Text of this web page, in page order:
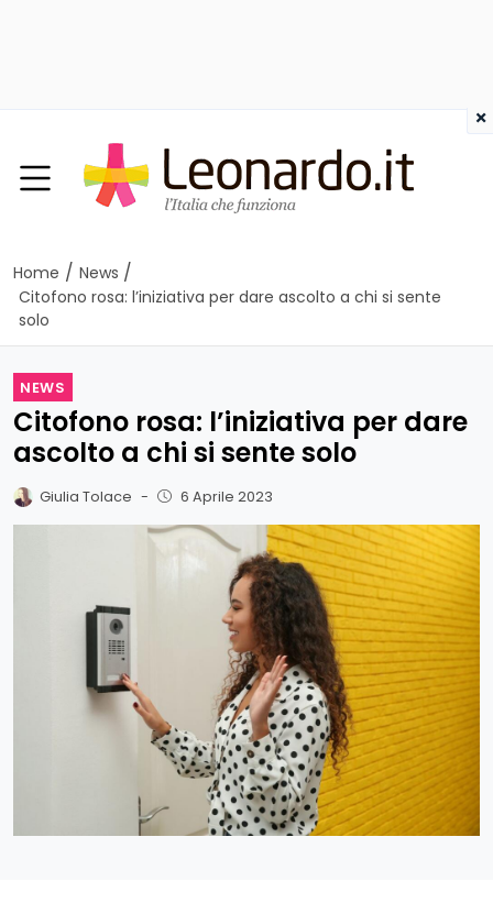
Home / News /
Citofono rosa: l’iniziativa per dare ascolto a chi si sente
solo
NEWS
Citofono rosa: l’iniziativa per dare
ascolto a chi si sente solo
Giulia Tolace - 6 Aprile 2023
×